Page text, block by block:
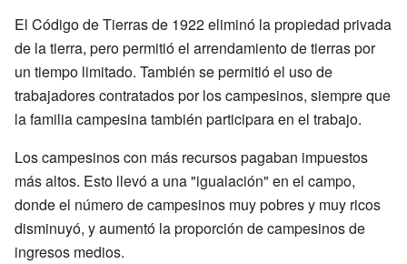
El Código de Tierras de 1922 eliminó la propiedad privada
de la tierra, pero permitió el arrendamiento de tierras por
un tiempo limitado. También se permitió el uso de
trabajadores contratados por los campesinos, siempre que
la familia campesina también participara en el trabajo.
Los campesinos con más recursos pagaban impuestos
más altos. Esto llevó a una "igualación" en el campo,
donde el número de campesinos muy pobres y muy ricos
disminuyó, y aumentó la proporción de campesinos de
ingresos medios.